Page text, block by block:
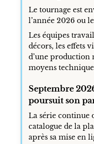
Le tournage est
l’année 2026 ou
Les équipes
décors, les effets
d’une production
moyens
Septembre
poursuit son
La série continue
catalogue de la
après sa mise en